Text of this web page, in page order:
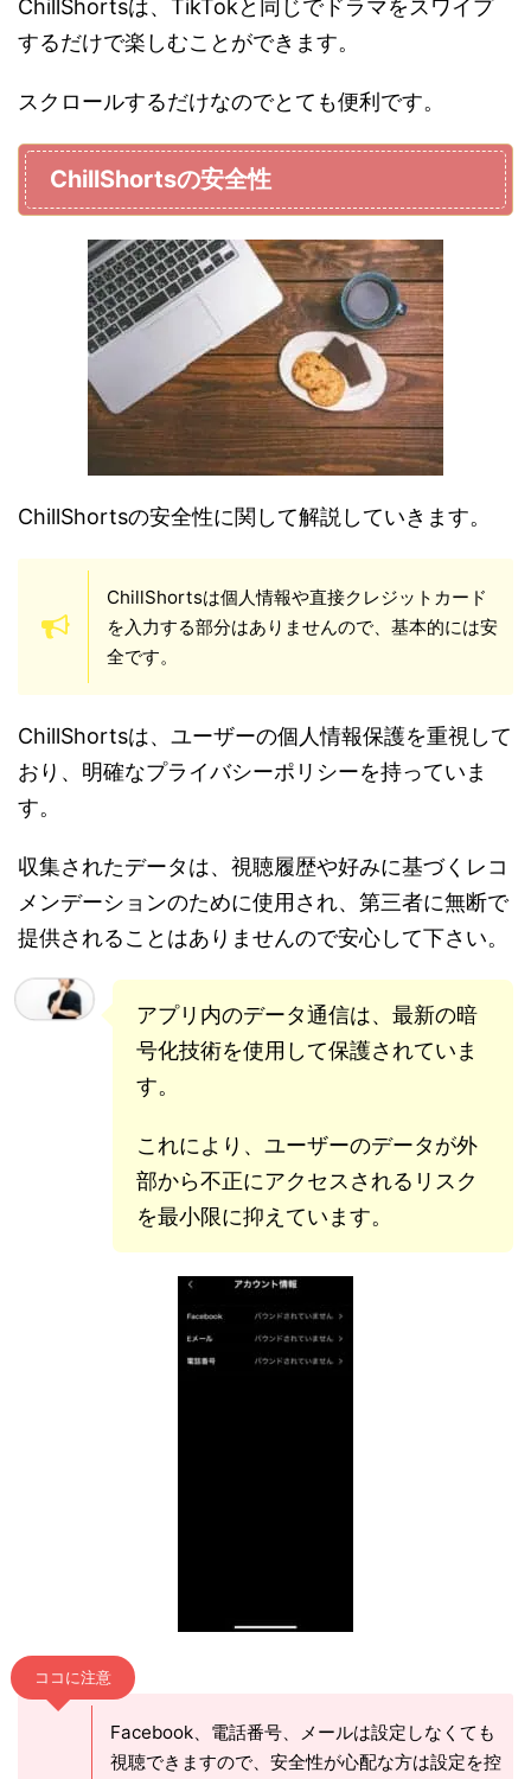
ChillShortsは、TikTokと同じでドラマをスワイプ
するだけで楽しむことができます。
スクロールするだけなのでとても便利です。
ChillShortsの安全性
ChillShortsの安全性に関して解説していきます。
ChillShortsは個人情報や直接クレジットカード
を入力する部分はありませんので、基本的には安
全です。
ChillShortsは、ユーザーの個人情報保護を重視して
おり、明確なプライバシーポリシーを持っていま
す。
収集されたデータは、視聴履歴や好みに基づくレコ
メンデーションのために使用され、第三者に無断で
提供されることはありませんので安心して下さい。
アプリ内のデータ通信は、最新の暗
号化技術を使用して保護されていま
す。
これにより、ユーザーのデータが外
部から不正にアクセスされるリスク
を最小限に抑えています。
ココに注意
Facebook、電話番号、メールは設定しなくても
視聴できますので、安全性が心配な方は設定を控